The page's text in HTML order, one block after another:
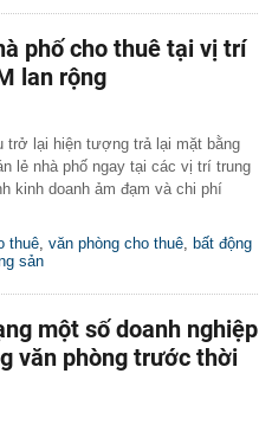
phố cho thuê tại vị trí
lan rộng
trở lại hiện tượng trả lại mặt bằng
lẻ nhà phố ngay tại các vị trí trung
kinh doanh ảm đạm và chi phí
thuê văn phòng cho thuê bất động
sản
một số doanh nghiệp
văn phòng trước thời